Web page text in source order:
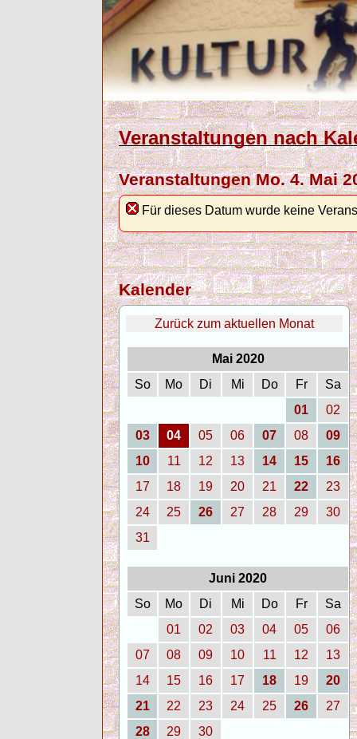
Veranstaltungen nach
Veranstaltungen Mo. 4. Mai
Für dieses Datum wurde keine
Kalender
Zurück zum aktuellen Monat
Mai 2020
So
Mo Di Mi Do Fr
Sa
01
02
03
04 05 06 07 08
09
10
11 12 13 14 15
16
17
18 19 20 21 22
23
24
25 26 27 28 29
30
31
Juni 2020
So
Mo Di Mi Do Fr
Sa
01
02 03 04 05
06
07
08 09 10 11 12
13
14
15 16 17 18 19
20
21
22 23 24 25 26
27
28
29 30